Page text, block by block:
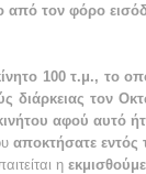
τον φόρο
100 τ.μ., το
διάρκειας τον
αφού αυτό
αποκτήσατε εντός
η